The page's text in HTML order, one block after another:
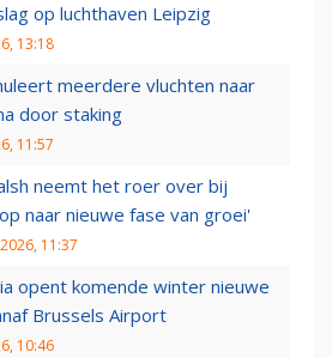
op luchthaven Leipzig
13:18
meerdere vluchten naar
door staking
11:57
neemt het roer over bij
naar nieuwe fase van groei'
11:37
opent komende winter nieuwe
Brussels Airport
10:46